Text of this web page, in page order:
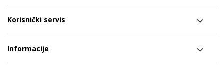
Korisnički servis
Informacije